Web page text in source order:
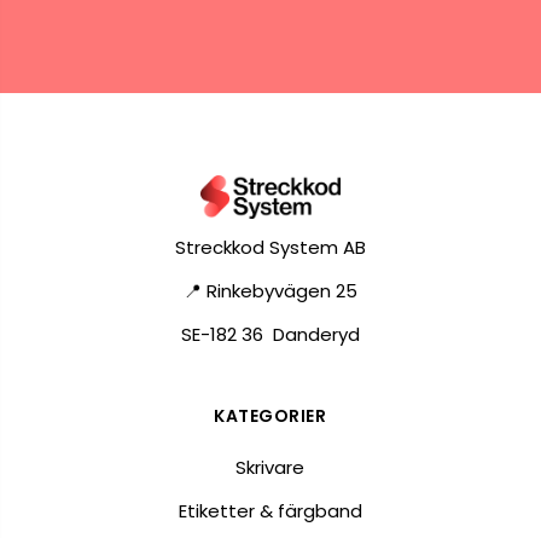
Streckkod System AB
📍 Rinkebyvägen 25
SE-182 36 Danderyd
KATEGORIER
Skrivare
Etiketter & färgband